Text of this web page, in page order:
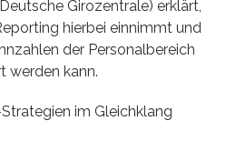
Girozentrale) erklärt,
hierbei einnimmt und
der Personalbereich
werden kann.
im Gleichklang